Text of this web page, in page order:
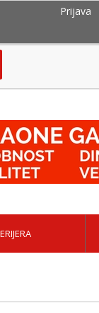
Prijava